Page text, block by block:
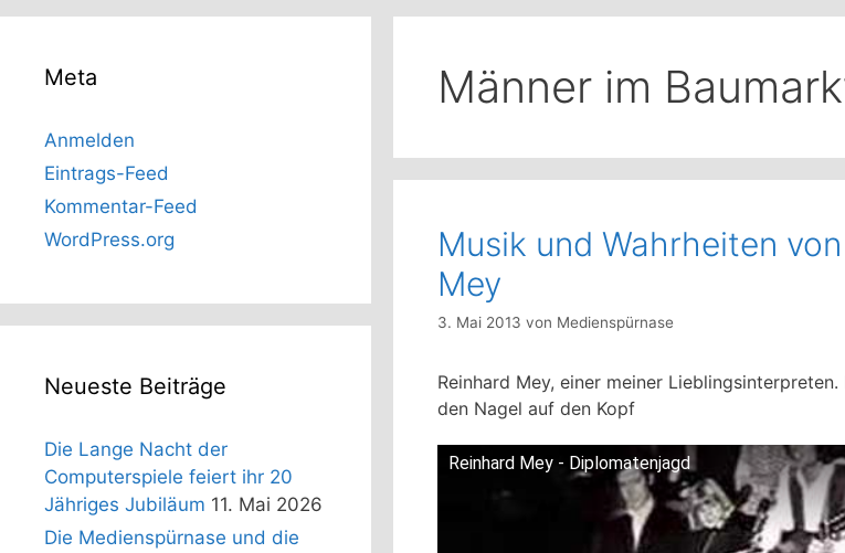
Männer im
Musik und Wahrheiten
Mey
3. Mai 2013 von Medienspürnase
Reinhard Mey, einer meiner
den Nagel auf den Kopf
Reinhard Mey - Diplomatenjagd
Meta
Anmelden
Eintrags-Feed
Kommentar-Feed
WordPress.org
Neueste Beiträge
Die Lange Nacht der
Computerspiele feiert ihr 20
Jähriges Jubiläum 11. Mai 2026
Die Medienspürnase und die